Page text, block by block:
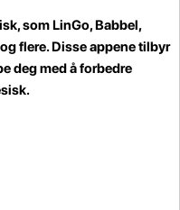
som LinGo, Babbel,
flere. Disse appene tilbyr
deg med å forbedre